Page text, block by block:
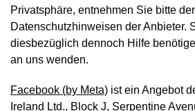
Privatsphäre, entnehmen Sie bitte
Datenschutzhinweisen der Anbieter.
diesbezüglich dennoch Hilfe
an uns wenden.
Facebook (by Meta) ist ein Angebot
Ireland Ltd., Block J, Serpentine